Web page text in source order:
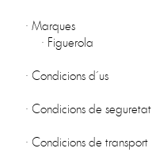
· Marques
· Figuerola
· Condicions d´us
· Condicions de seguretat
· Condicions de transport